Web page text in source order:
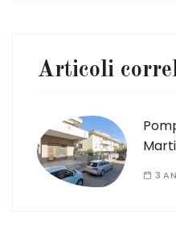
Articoli
3